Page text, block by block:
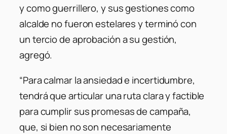
y como guerrillero, y sus gestiones como
alcalde no fueron estelares y terminó con
un tercio de aprobación a su gestión,
agregó.
“Para calmar la ansiedad e incertidumbre,
tendrá que articular una ruta clara y factible
para cumplir sus promesas de campaña,
que, si bien no son necesariamente